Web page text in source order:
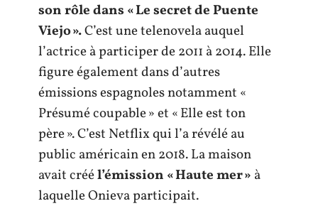
son rôle dans « Le secret de Puente
Viejo ».C’est une telenovela auquel
l’actrice à participer de 2011 à 2014. Elle
figure également dans d’autres
émissions espagnoles notamment «
Présumé coupable » et « Elle est ton
père ». C’est Netflix qui l’a révélé au
public américain en 2018. La maison
avait créél’émission « Haute mer » à
laquelle Onieva participait.